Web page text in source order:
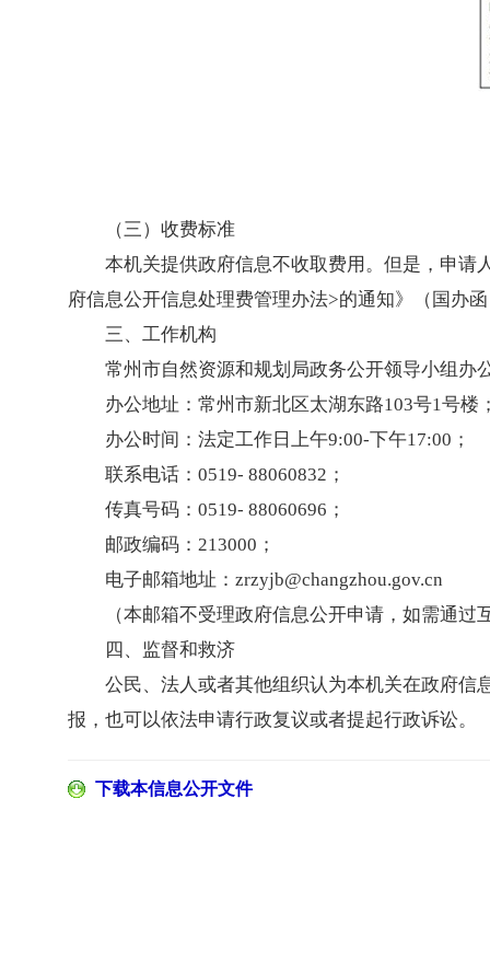
（三）收费标准
本机关提供政府信息不收取费用。但是，申请
府信息公开信息处理费管理办法>的通知》（国办
三、工作机构
常州市自然资源和规划局政务公开领导小组办
办公地址：常州市新北区太湖东路103号1号楼
办公时间：法定工作日上午9:00-下午17:00；
联系电话：0519- 88060832；
传真号码：0519- 88060696；
邮政编码：213000；
电子邮箱地址：zrzyjb@changzhou.gov.cn
（本邮箱不受理政府信息公开申请，如需通
四、监督和救济
公民、法人或者其他组织认为本机关在政府信
报，也可以依法申请行政复议或者提起行政诉讼。
下载本信息公开文件